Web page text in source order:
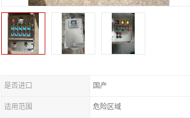
是否进口 国产
适用范围 危险区域